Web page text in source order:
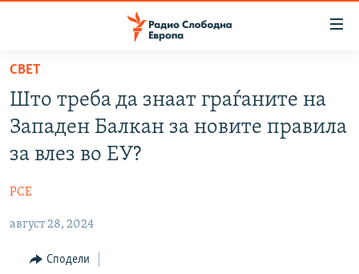
Оди
содржината
Оди
главната
навигација
на
МАКЕДОНИЈА
ШТО ТРЕБА ДА ЗНАЕТЕ
ПРИЈАВИ СЕ ЗА ЊУЗЛЕТЕР
ПОДКАСТ ЗОШТО?
СВЕТ
Што треба да знаат граѓаните на
Западен Балкан за новите правила
за влез во ЕУ?
РСЕ
август 28, 2024
Сподели